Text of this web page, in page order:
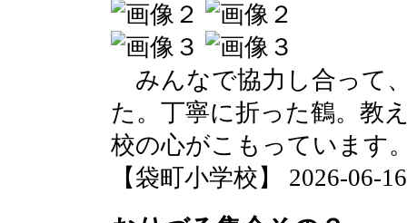
みんなで協力し合って
た。丁寧に折った鶴。教
校の心がこもっています
【袋町小学校】 2026-06-